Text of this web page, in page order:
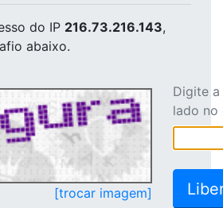
do IP 216.73.216.143,
abaixo.
[trocar imagem]
Digite
lado no